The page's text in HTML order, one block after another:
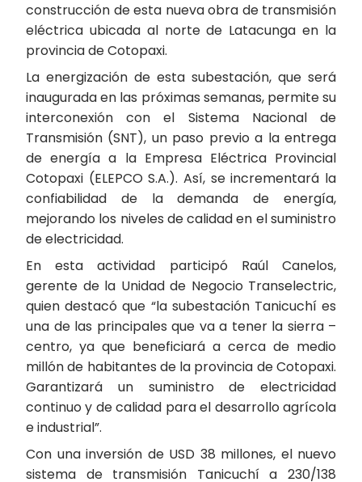
construcción de esta nueva obra de transmisión
eléctrica ubicada al norte de Latacunga en la
provincia de Cotopaxi.
La energización de esta subestación, que será
inaugurada en las próximas semanas, permite su
interconexión con el Sistema Nacional de
Transmisión (SNT), un paso previo a la entrega
de energía a la Empresa Eléctrica Provincial
Cotopaxi (ELEPCO S.A.). Así, se incrementará la
confiabilidad de la demanda de energía,
mejorando los niveles de calidad en el suministro
de electricidad.
En esta actividad participó Raúl Canelos,
gerente de la Unidad de Negocio Transelectric,
quien destacó que “la subestación Tanicuchí es
una de las principales que va a tener la sierra –
centro, ya que beneficiará a cerca de medio
millón de habitantes de la provincia de Cotopaxi.
Garantizará un suministro de electricidad
continuo y de calidad para el desarrollo agrícola
e industrial”.
Con una inversión de USD 38 millones, el nuevo
sistema de transmisión Tanicuchí a 230/138